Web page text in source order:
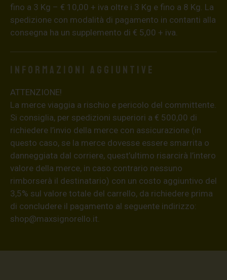
fino a 3 Kg – € 10,00 + iva oltre i 3 Kg e fino a 8 Kg. La
spedizione con modalità di pagamento in contanti alla
consegna ha un supplemento di € 5,00 + iva.
Informazioni aggiuntive
ATTENZIONE!
La merce viaggia a rischio e pericolo del committente.
Si consiglia, per spedizioni superiori a € 500,00 di
richiedere l’invio della merce con assicurazione (in
questo caso, se la merce dovesse essere smarrita o
danneggiata dal corriere, quest’ultimo risarcirà l’intero
valore della merce, in caso contrario nessuno
rimborserà il destinatario) con un costo aggiuntivo del
3,5% sul valore totale del carrello, da richiedere prima
di concludere il pagamento al seguente indirizzo:
shop@maxsignorello.it